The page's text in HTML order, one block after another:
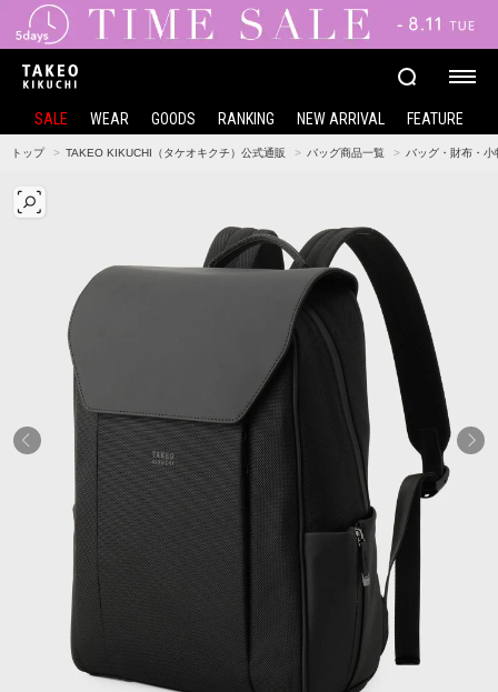
SALE WEAR GOODS RANKING NEW ARRIVAL FEATURE
トップ TAKEO KIKUCHI（タケオキクチ）公式通販 バッグ商品一覧 バッグ・財布・小